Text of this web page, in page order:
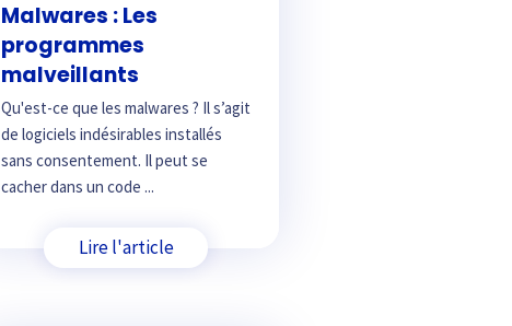
Malwares : Les
programmes
malveillants
Qu'est-ce que les malwares ? Il s’agit
de logiciels indésirables installés
sans consentement. Il peut se
cacher dans un code ...
Lire l'article